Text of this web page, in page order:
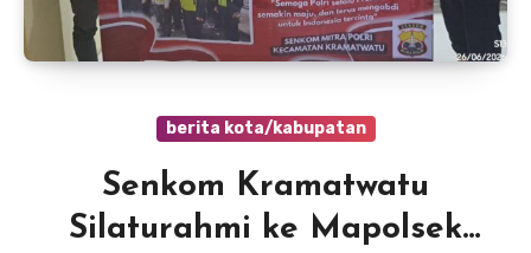
berita kota/kabupatan
Senkom Kramatwatu
Silaturahmi ke Mapolsek